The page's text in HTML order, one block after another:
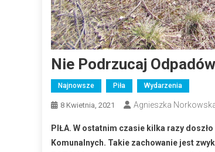
Nie Podrzucaj
Najnowsze Piła Wydarzenia
8 Kwietnia, 2021 Agnieszka
PIŁA. W ostatnim czasie kilka razy
Komunalnych. Takie zachowanie jest